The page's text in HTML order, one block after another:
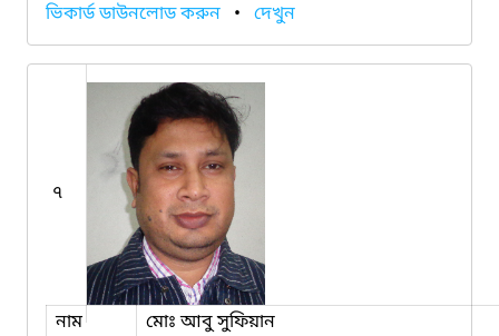
ভিকার্ড ডাউনলোড করুন • দেখুন
৭
নাম
মোঃ আবু সুফিয়ান